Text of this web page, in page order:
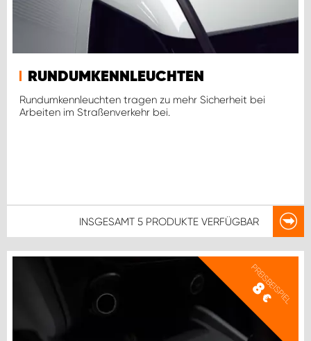
RUNDUMKENNLEUCHTEN
Rundumkennleuchten tragen zu mehr Sicherheit bei
Arbeiten im Straßenverkehr bei.
INSGESAMT 5 PRODUKTE VERFÜGBAR
PREISBEISPIEL
8
€